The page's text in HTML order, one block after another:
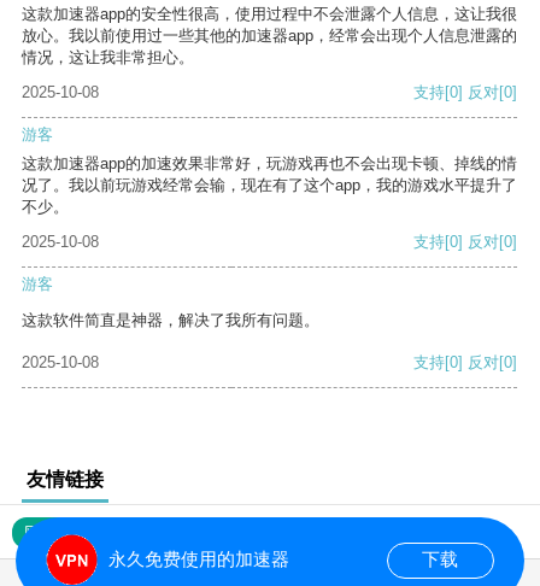
这款加速器app的安全性很高，使用过程中不会泄露个人信息，这让我很
放心。我以前使用过一些其他的加速器app，经常会出现个人信息泄露的
情况，这让我非常担心。
2025-10-08
支持[0] 反对[0]
游客
这款加速器app的加速效果非常好，玩游戏再也不会出现卡顿、掉线的情
况了。我以前玩游戏经常会输，现在有了这个app，我的游戏水平提升了
不少。
2025-10-08
支持[0] 反对[0]
游客
这款软件简直是神器，解决了我所有问题。
2025-10-08 支持[0] 反对[0]
友情链接
网站地图
永久免费使用的加速器 下载